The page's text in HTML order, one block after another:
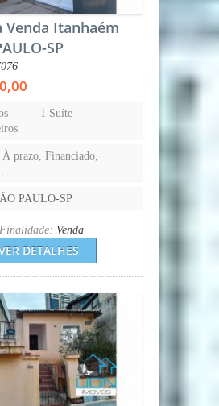
Venda Itanhaém
SP
1 Suíte
prazo, Financiado,
PAULO-SP
Finalidade: Venda
DETALHES